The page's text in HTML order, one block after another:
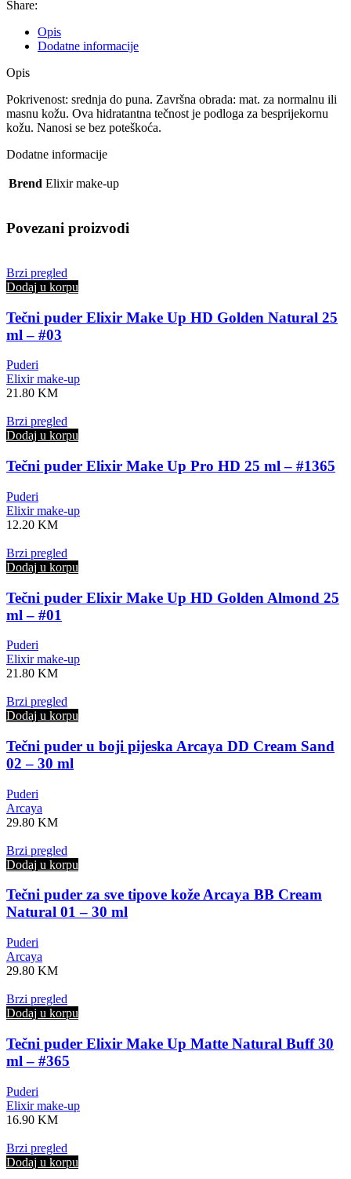
Share:
Opis
Dodatne informacije
Opis
Pokrivenost: srednja do puna. Završna obrada: mat. za normalnu ili
masnu kožu. Ova hidratantna tečnost je podloga za besprijekornu
kožu. Nanosi se bez poteškoća.
Dodatne informacije
Brend Elixir make-up
Povezani proizvodi
Brzi pregled
Dodaj u korpu
Tečni puder Elixir Make Up HD Golden Natural 25
ml – #03
Puderi
Elixir make-up
21.80 KM
Brzi pregled
Dodaj u korpu
Tečni puder Elixir Make Up Pro HD 25 ml – #1365
Puderi
Elixir make-up
12.20 KM
Brzi pregled
Dodaj u korpu
Tečni puder Elixir Make Up HD Golden Almond 25
ml – #01
Puderi
Elixir make-up
21.80 KM
Brzi pregled
Dodaj u korpu
Tečni puder u boji pijeska Arcaya DD Cream Sand
02 – 30 ml
Puderi
Arcaya
29.80 KM
Brzi pregled
Dodaj u korpu
Tečni puder za sve tipove kože Arcaya BB Cream
Natural 01 – 30 ml
Puderi
Arcaya
29.80 KM
Brzi pregled
Dodaj u korpu
Tečni puder Elixir Make Up Matte Natural Buff 30
ml – #365
Puderi
Elixir make-up
16.90 KM
Brzi pregled
Dodaj u korpu